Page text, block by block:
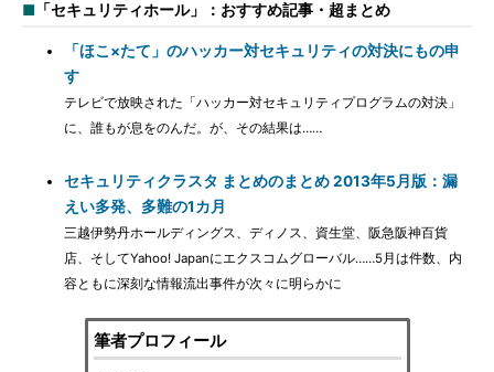
■ 「セキュリティホール」：おすすめ記事・超まとめ
「ほこ×たて」のハッカー対セキュリティの対決にもの申
す
テレビで放映された「ハッカー対セキュリティプログラムの対決」
に、誰もが息をのんだ。が、その結果は……
セキュリティクラスタ まとめのまとめ 2013年5月版：漏
えい多発、多難の1カ月
三越伊勢丹ホールディングス、ディノス、資生堂、阪急阪神百貨
店、そしてYahoo! Japanにエクスコムグローバル……5月は件数、内
容ともに深刻な情報流出事件が次々に明らかに
筆者プロフィール